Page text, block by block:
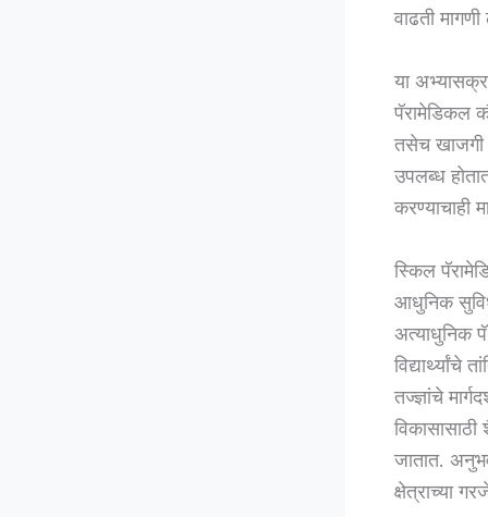
वाढती
या
पॅरामेडिकल
तसेच खाजगी
उपलब्ध
करण्याचाही
स्किल
आधुनिक
अत्याधुनिक
तज्ज्ञांचे
जातात.
क्षेत्राच्या